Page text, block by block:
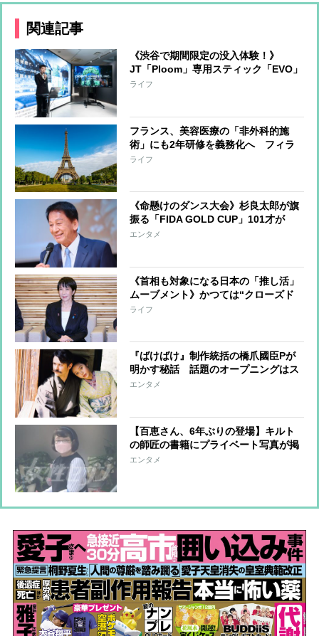
関連記事
《渋谷で期間限定の没入体験！》
JT「Ploom」専用スティック「EVO」
の新メンソール発売を記念して“都会
ライフ
フランス、美容医療の「非外科的施
術」にも2年研修を義務化へ フィラ
ー注入やレーザー脱毛実施まで最短5
ライフ
《命懸けのダンス大会》杉良太郎が旗
振る「FIDA GOLD CUP」101才が
『Choo Choo TRAIN』踊る“ゼニカネ
エンタメ
《首相も対象になる日本の「推し活」
ムーブメント》かつては“クローズド
なオタク文化”の中にあった「推す」
ライフ
『ばけばけ』制作統括の橋爪國臣Pが
明かす秘話 話題のオープニングはス
タッフを一切入れず出演者3人のみで
エンタメ
【百恵さん、6年ぶりの登場】キルト
の師匠の書籍にプライベート写真が掲
載、“話題になること”を期待した百恵
エンタメ